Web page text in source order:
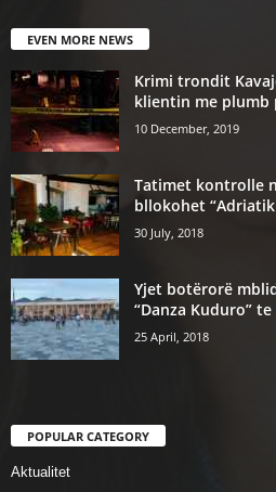
EVEN MORE NEWS
Krimi trondit
klientin me plumb
10 December, 2019
Tatimet kontrolle
bllokohet “Adriatik
30 July, 2018
Yjet botërorë
“Danza Kuduro” te
25 April, 2018
POPULAR CATEGORY
Aktualitet